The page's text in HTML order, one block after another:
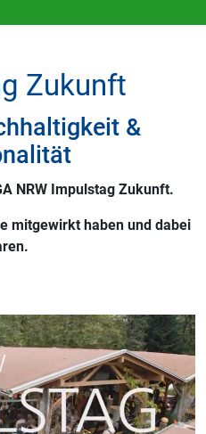
Zukunft
&
NRW Impulstag Zukunft.
mitgewirkt haben und dabei